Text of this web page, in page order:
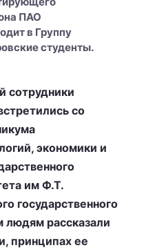
ПАО
в Группу
студенты.
сотрудники
со
экономики и
им Ф.Т.
государственного
рассказали
принципах ее